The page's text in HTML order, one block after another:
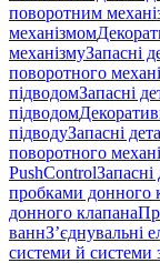
поворотним
механізмом
механізмуЗапасні
поворотного
підводомЗапасні
підводом
підводуЗапасні
поворотного
PushControl
пробками донного
донного клапана
ваннЗ’єднувальні
системи й системи